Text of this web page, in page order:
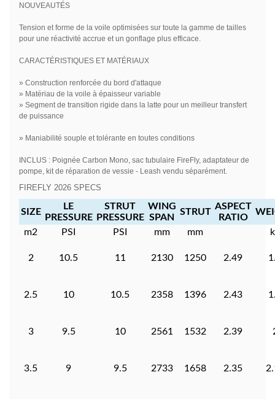
NOUVEAUTÉS
Tension et forme de la voile optimisées sur toute la gamme de tailles
pour une réactivité accrue et un gonflage plus efficace.
CARACTÉRISTIQUES ET MATÉRIAUX
» Construction renforcée du bord d'attaque
» Matériau de la voile à épaisseur variable
» Segment de transition rigide dans la latte pour un meilleur transfert
de puissance
» Maniabilité souple et tolérante en toutes conditions
INCLUS : Poignée Carbon Mono, sac tubulaire FireFly, adaptateur de
pompe, kit de réparation de vessie - Leash vendu séparément.
FIREFLY 2026 SPECS
SIZE
LE
PRESSURE
STRUT
PRESSURE
WING
SPAN
STRUT
ASPECT
RATIO
m2 PSI PSI mm mm
2 10.5 11 2130 1250 2.49
2.5 10 10.5 2358 1396 2.43
3 9.5 10 2561 1532 2.39
3.5 9 9.5 2733 1658 2.35